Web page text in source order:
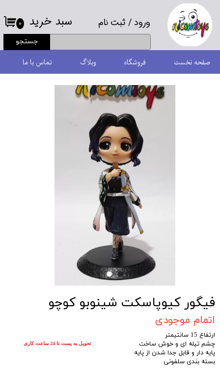
ورود/ ثبت نام
حساب کاربری من
تغییر گذر واژه
سفارشات
خروج از حساب کاربری
جستجو
۰ سبد خرید
صفحه نخست فروشگاه وبلاگ تماس با ما
فیگور کیوپاسکت شینوبو کوچو
اتمام موجودی
ارتفاع 15 سانتیمتر
چشم تیله ای و خوش ساخت
پایه دار و قابل جدا شدن از پایه
بسته بندی سلفونی
تحویل به پست تا 24 ساعت کاری